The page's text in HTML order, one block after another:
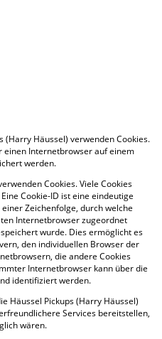
(Harry Häussel) verwenden Cookies.
einen Internetbrowser auf einem
werden.
Cookies. Viele Cookies
Cookie-ID ist eine eindeutige
Zeichenfolge, durch welche
Internetbrowser zugeordnet
wurde. Dies ermöglicht es
den individuellen Browser der
die andere Cookies
Internetbrowser kann über die
identifiziert werden.
Häussel Pickups (Harry Häussel)
Services bereitstellen,
wären.